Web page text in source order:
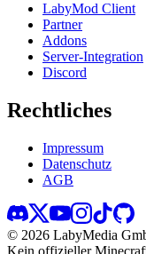
LabyMod Client
Partner
Addons
Server-Integration
Discord
Rechtliches
Impressum
Datenschutz
AGB
© 2026 LabyMedia
Kein offizieller